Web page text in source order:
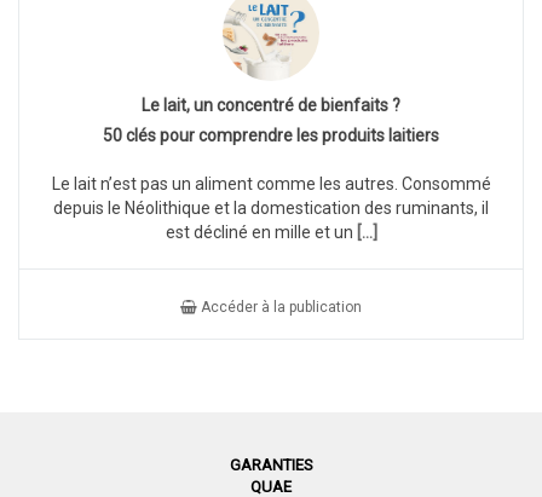
Le lait, un concentré de bienfaits ?
50 clés pour comprendre les produits laitiers
Le lait n’est pas un aliment comme les autres. Consommé
depuis le Néolithique et la domestication des ruminants, il
est décliné en mille et un [...]
Accéder à la publication
GARANTIES
QUAE